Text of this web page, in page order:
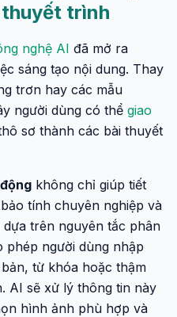
trình
nghệ AI đã mở ra
sáng tạo nội dung. Thay
trơn hay các mẫu
người dùng có thể giao
sơ thành các bài thuyết
không chỉ giúp tiết
tính chuyên nghiệp và
trên nguyên tắc phân
người dùng nhập
từ khóa hoặc thậm
AI sẽ xử lý thông tin này
hình ảnh phù hợp và